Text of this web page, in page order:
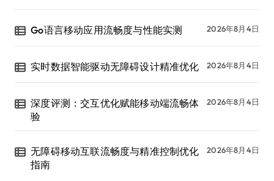
Go语言移动应用流畅度与性能实测 2026年8月4日
实时数据智能驱动无障碍设计精准优化 2026年8月4日
深度评测：交互优化赋能移动端流畅体
验
2026年8月4日
无障碍移动互联流畅度与精准控制优化
指南
2026年8月4日